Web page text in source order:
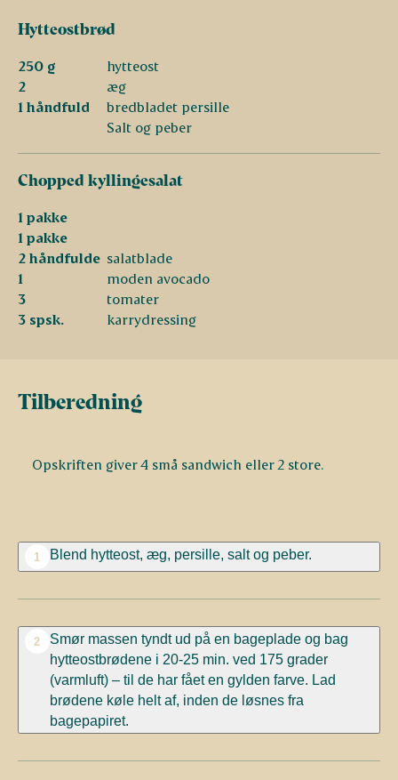
Hytteostbrød
250 g
hytteost
2
æg
1 håndfuld
bredbladet persille
Salt og peber
Chopped kyllingesalat
1 pakke
1 pakke
2 håndfulde salatblade
1
moden avocado
3
tomater
3 spsk.
karrydressing
Tilberedning
Opskriften giver 4 små sandwich eller 2 store.
1 Blend hytteost, æg, persille, salt og peber.
2
Smør massen tyndt ud på en bageplade og bag
hytteostbrødene i 20-25 min. ved 175 grader
(varmluft) – til de har fået en gylden farve. Lad
brødene køle helt af, inden de løsnes fra
bagepapiret.